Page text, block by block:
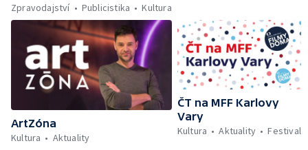
Zpravodajství
Publicistika Kultura
ArtZóna
Kultura
Aktuality
ČT na MFF Karlovy
Vary
Kultura
Aktuality Festival